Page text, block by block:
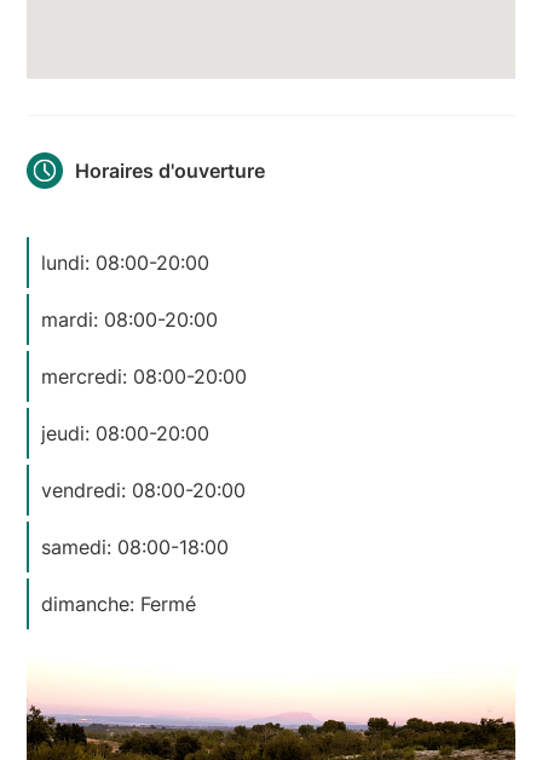
Horaires d'ouverture
lundi: 08:00-20:00
mardi: 08:00-20:00
mercredi: 08:00-20:00
jeudi: 08:00-20:00
vendredi: 08:00-20:00
samedi: 08:00-18:00
dimanche: Fermé